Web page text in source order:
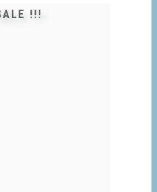
!!!